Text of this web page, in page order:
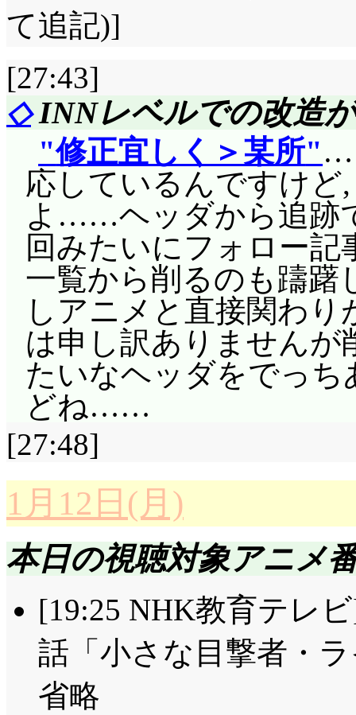
て追記)]
[27:43]
◇INNレベルでの改造
修正宜しく＞某所
応しているんですけど
よ……ヘッダから追跡
回みたいにフォロー
一覧から削るのも躊躇
しアニメと直接関わ
は申し訳ありませんが
たいなヘッダをでっ
どね……
[27:48]
1月12日(月)
本日の視聴対象アニメ
[19:25 NHK教育テレ
話「小さな目撃者・
省略